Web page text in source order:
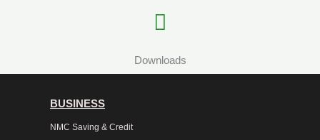
Downloads
BUSINESS
NMC Saving & Credit